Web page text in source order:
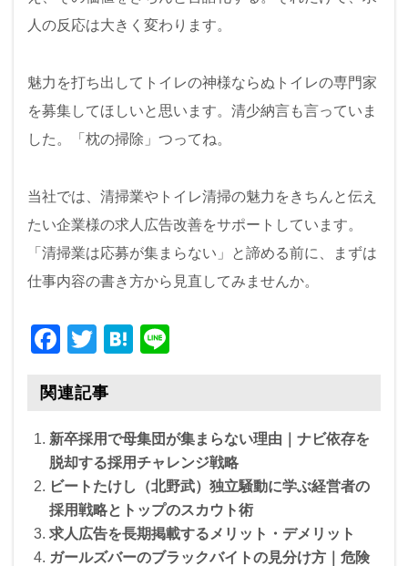
人の反応は大きく変わります。
魅力を打ち出してトイレの神様ならぬトイレの専門家
を募集してほしいと思います。清少納言も言っていま
した。「枕の掃除」つってね。
当社では、清掃業やトイレ清掃の魅力をきちんと伝え
たい企業様の求人広告改善をサポートしています。
「清掃業は応募が集まらない」と諦める前に、まずは
仕事内容の書き方から見直してみませんか。
F
c
e
b
o
o
k
T
tt
er
H
n
a
関連記事
新卒採用で母集団が集まらない理由｜ナビ依存を
脱却する採用チャレンジ戦略
ビートたけし（北野武）独立騒動に学ぶ経営者の
採用戦略とトップのスカウト術
求人広告を長期掲載するメリット・デメリット
ガールズバーのブラックバイトの見分け方｜危険